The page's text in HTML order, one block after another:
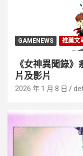
GAMENEWS 推薦文
《女神異聞錄
片及影片
2026 年 1 月 8 日